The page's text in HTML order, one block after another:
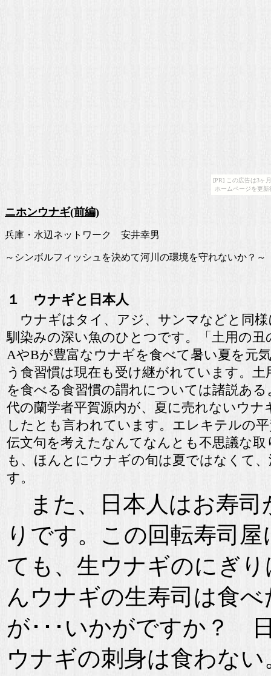
[PR] この広告は3ヶ
ホームページを更
ニホンウナギ(前編)
兵庫・水辺ネットワーク 安井幸男
～シンボルフィッシュを決めて河川の環境を守れないか？～
１ ウナギと日本人
ウナギはタイ、アジ、サンマなどと同様
馴染みの深い魚のひとつです。「土用の
AやBが豊富なウナギを食べて暑い夏を元
う食習慣は現在も受け継がれています。
を食べる食習慣の謂れについては諸説あ
代の蘭学者平賀源内が、夏に売れないウナ
したとも言われています。エレキテルの
伝文句を考えたなんてなんとも不思議な
も、ほんとにウナギの旬は夏ではなくて
す。
また、日本人はお寿司
りです。この回転寿司
ても、生ウナギのにぎ
んウナギの生寿司は食
が･･･いかがですか？
ウナギの刺身は食わな